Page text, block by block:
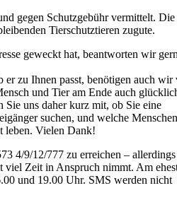
gegen Schutzgebühr vermittelt. Die
Tierschutztieren zugute.
geweckt hat, beantworten wir
er zu Ihnen passt, benötigen auch wir
und Tier am Ende auch
Sie uns daher kurz mit, ob Sie eine
suchen, und welche
leben. Vielen Dank!
4/9/12/777 zu erreichen –
viel Zeit in Anspruch nimmt. Am
und 19.00 Uhr. SMS werden nicht